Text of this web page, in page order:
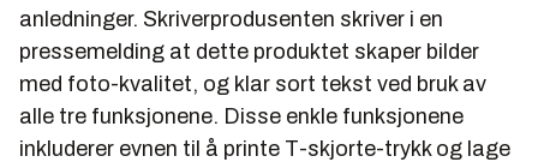
anledninger. Skriverprodusenten skriver i en
pressemelding at dette produktet skaper bilder
med foto-kvalitet, og klar sort tekst ved bruk av
alle tre funksjonene. Disse enkle funksjonene
inkluderer evnen til å printe T-skjorte-trykk og lage